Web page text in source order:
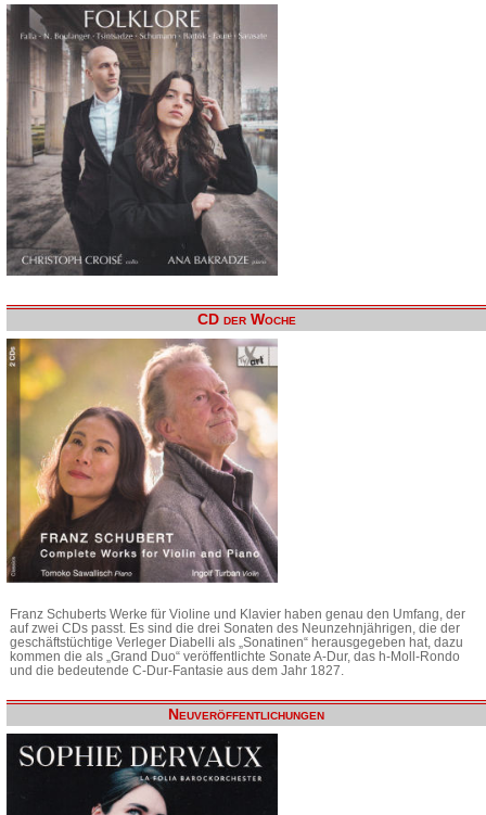
CD der Woche
Franz Schuberts Werke für Violine und Klavier haben genau den Umfang, der
auf zwei CDs passt. Es sind die drei Sonaten des Neunzehnjährigen, die der
geschäftstüchtige Verleger Diabelli als „Sonatinen“ herausgegeben hat, dazu
kommen die als „Grand Duo“ veröffentlichte Sonate A-Dur, das h-Moll-Rondo
und die bedeutende C-Dur-Fantasie aus dem Jahr 1827.
Neuveröffentlichungen